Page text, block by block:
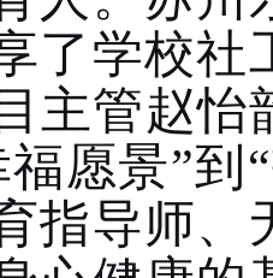
了学校社
主管赵怡
福愿景”到
指导师、